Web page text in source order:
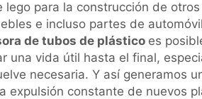
lego para la construcción de
e incluso partes de
de tubos de plástico es
una vida útil hasta el final,
necesaria. Y así generamos
expulsión constante de nuevos